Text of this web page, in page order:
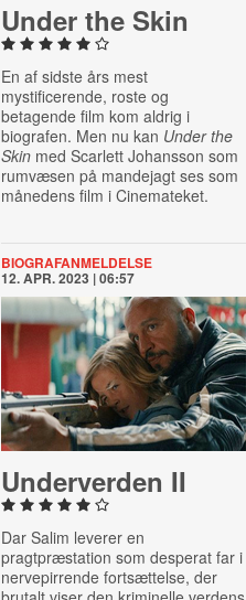
Under the Skin
En af sidste års mest
mystificerende, roste og
betagende film kom aldrig i
biografen. Men nu kan Under the
Skin med Scarlett Johansson som
rumvæsen på mandejagt ses som
månedens film i Cinemateket.
BIOGRAFANMELDELSE
12. APR. 2023 | 06:57
Un­der­ver­den II
Dar Salim leverer en
pragtpræstation som desperat far i
nervepirrende fortsættelse, der